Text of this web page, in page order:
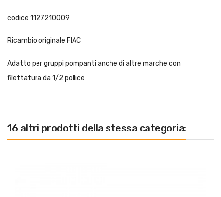
codice 1127210009
Ricambio originale FIAC
Adatto per gruppi pompanti anche di altre marche con
filettatura da 1/2 pollice
16 altri prodotti della stessa categoria: